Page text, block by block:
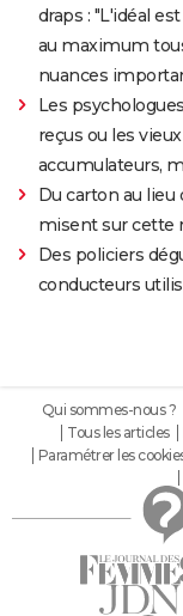
draps : "L'idéal
au maximum
nuances
Les
reçus ou les
accumulateurs,
Du carton au lieu
misent sur cette
Des policiers
conducteurs
Qui sommes-nous ?
Tous les articles
Paramétrer les